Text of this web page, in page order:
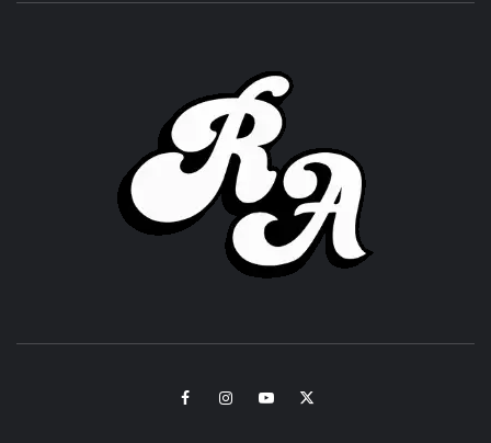
FacebookInstagramYoutubeTwitter